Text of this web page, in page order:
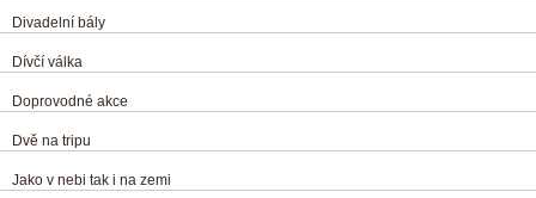
Divadelní bály
Dívčí válka
Doprovodné akce
Dvě na tripu
Jako v nebi tak i na zemi